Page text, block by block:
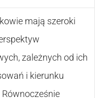
mają szeroki
zależnych od ich
i kierunku